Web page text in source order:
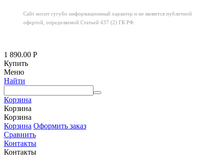
Сайт носит сугубо информационный характер и не является публичной
офертой, определяемой Статьей 437 (2) ГК РФ.
1 890.00 Р
Купить
Меню
Найти
Корзина
Корзина
Корзина
Корзина Оформить заказ
Сравнить
Контакты
Контакты